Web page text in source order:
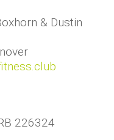
& Dustin
226324